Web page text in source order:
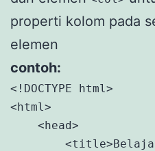
properti kolom pada
elemen
contoh:
<!DOCTYPE html>
<html>
    <head>